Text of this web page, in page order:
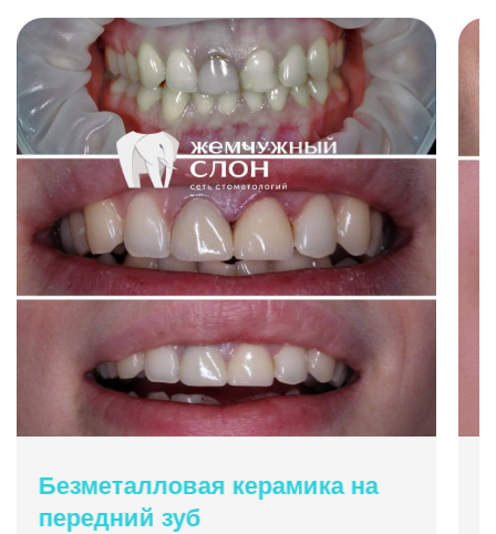
Безметалловая керамика на
передний зуб